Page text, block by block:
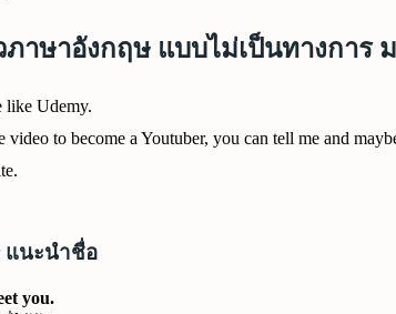
าษาอังกฤษ แบบไม่เป็นทางการ
like Udemy.
to become a Youtuber, you can tell me and
แนะนำชื่อ
you.